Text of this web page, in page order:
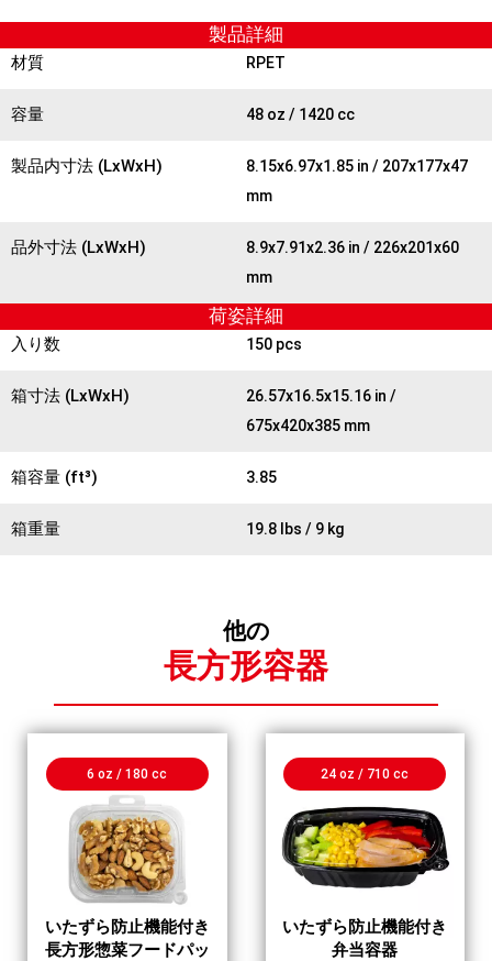
製品詳細
材質 RPET
容量 48 oz / 1420 cc
製品内寸法 (LxWxH)
8.15x6.97x1.85 in / 207x177x47
mm
品外寸法 (LxWxH)
8.9x7.91x2.36 in / 226x201x60
mm
荷姿詳細
入り数 150 pcs
箱寸法 (LxWxH)
26.57x16.5x15.16 in /
675x420x385 mm
箱容量 (ft³) 3.85
箱重量 19.8 lbs / 9 kg
他の
長方形容器
6 oz / 180 cc
いたずら防止機能付き
長方形惣菜フードパッ
24 oz / 710 cc
いたずら防止機能付き
弁当容器